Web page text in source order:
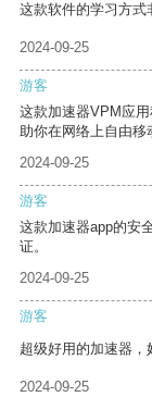
这款软件的学习方式
2024-09-25
游客
这款加速器VPM应
助你在网络上自由移
2024-09-25
游客
这款加速器app的安
证。
2024-09-25
游客
超级好用的加速器，
2024-09-25